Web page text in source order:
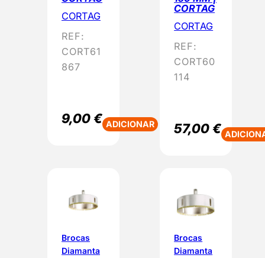
CORTAG
REF:
CORT61
867
9,00€ ADICIONAR
CORTAG
CORTAG
REF:
CORT60
114
57,00€
Brocas
Diamanta
Brocas
Diamanta